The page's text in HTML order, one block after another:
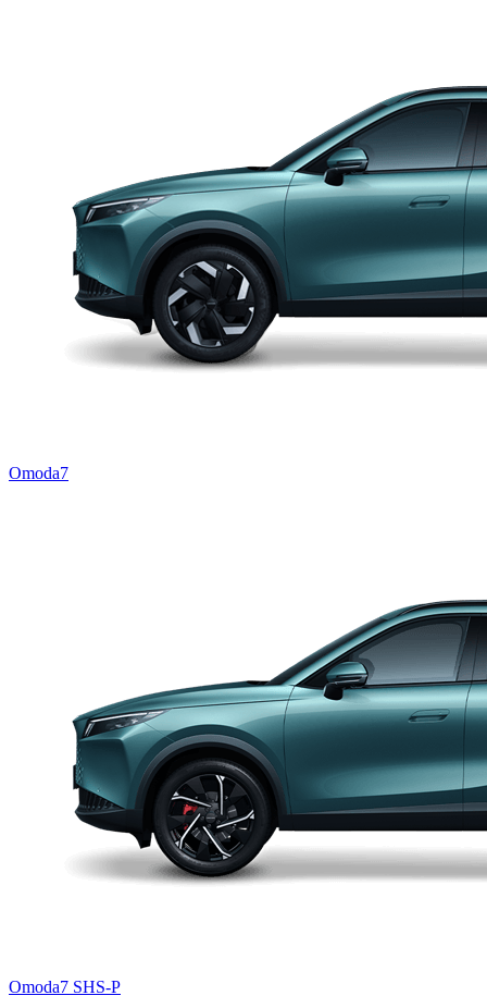
Omoda7
Omoda7 SHS-P